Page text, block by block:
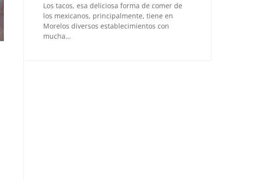
Los tacos, esa deliciosa forma de comer de
los mexicanos, principalmente, tiene en
Morelos diversos establecimientos con
mucha…